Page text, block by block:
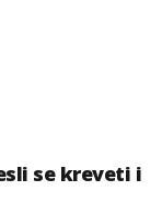
se kreveti i